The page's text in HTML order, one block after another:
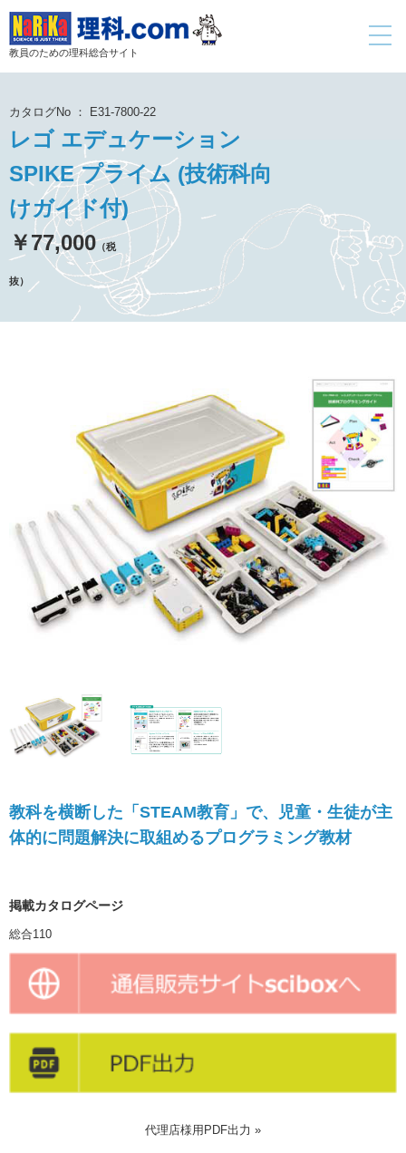
教員のための理科総合サイト
toggle
カタログNo ： E31-7800-22
レゴ エデュケーション
SPIKE プライム (技術科向
けガイド付)
￥77,000 （税
抜）
教科を横断した「STEAM教育」で、児童・生徒が主
体的に問題解決に取組めるプログラミング教材
掲載カタログページ
総合110
代理店様用PDF出力 »